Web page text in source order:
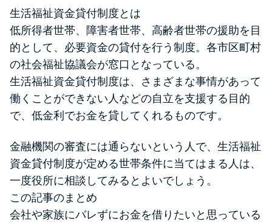
生活福祉資金貸付制度とは
低所得者世帯、障害者世帯、高齢者世帯の援助を目
的として、必要資金の貸付を行う制度。各市区町村
の社会福祉協議会が窓口となっている。
生活福祉資金貸付制度は、さまざまな事情があって
働くことができない人などの自立を支援する目的
で、低金利でお金を貸してくれるものです。
金融機関の審査には通らないという人で、生活福祉
資金貸付制度が定める世帯条件に当てはまる人は、
一度役所に相談してみるとよいでしょう。
この記事のまとめ
会社や家族にバレずにお金を借りたいと思っている